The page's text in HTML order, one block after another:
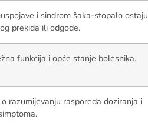
i sindrom šaka-stopalo ostaju
prekida ili odgode.
funkcija i opće stanje bolesnika.
razumijevanju rasporeda doziranja i